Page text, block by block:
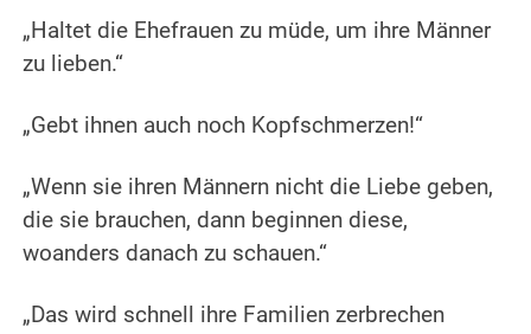
„Haltet die Ehefrauen zu müde, um ihre Männer
zu lieben.“
„Gebt ihnen auch noch Kopfschmerzen!“
„Wenn sie ihren Männern nicht die Liebe geben,
die sie brauchen, dann beginnen diese,
woanders danach zu schauen.“
„Das wird schnell ihre Familien zerbrechen